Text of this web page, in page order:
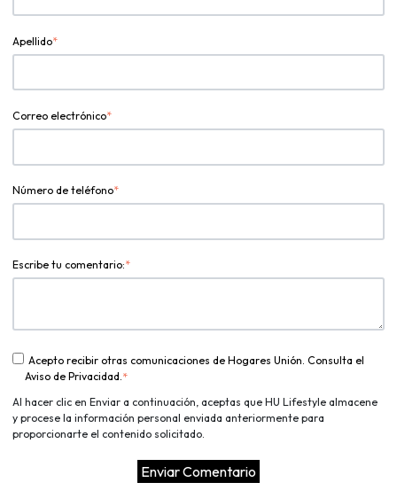
Apellido*
Correo electrónico*
Número de teléfono*
Escribe tu comentario:*
Acepto recibir otras comunicaciones de Hogares Unión. Consulta el
Aviso de Privacidad.*
Al hacer clic en Enviar a continuación, aceptas que HU Lifestyle almacene
y procese la información personal enviada anteriormente para
proporcionarte el contenido solicitado.